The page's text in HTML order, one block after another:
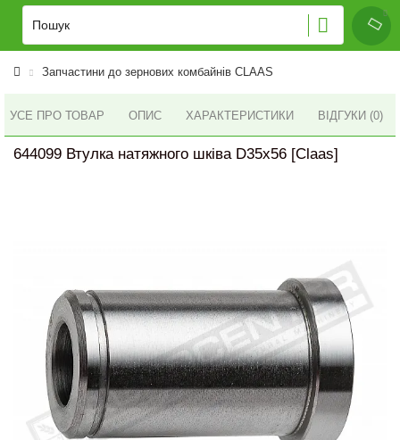
Запчастини до зернових комбайнів CLAAS
УСЕ ПРО ТОВАР ОПИС ХАРАКТЕРИСТИКИ ВІДГУКИ (0)
644099 Втулка натяжного шківа D35х56 [Claas]